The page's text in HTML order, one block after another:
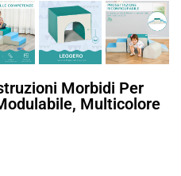
Morbidi Per
Multicolore